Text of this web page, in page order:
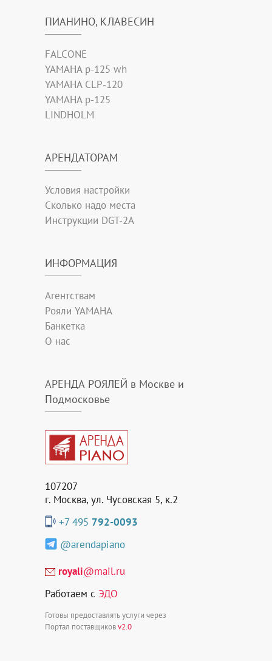
ПИАНИНО, КЛАВЕСИН
FALCONE
YAMAHA p-125 wh
YAMAHA CLP-120
YAMAHA p-125
LINDHOLM
АРЕНДАТОРАМ
Условия настройки
Сколько надо места
Инструкции DGT-2A
ИНФОРМАЦИЯ
Агентствам
Рояли YAMAHA
Банкетка
О нас
АРЕНДА РОЯЛЕЙ в Москве и
Подмосковье
107207
г. Москва, ул. Чусовская 5, к.2
+7 495 792-0093
@arendapiano
royali@mail.ru
Работаем с ЭДО
Готовы предоставлять услуги через
Портал поставщиковv2.0